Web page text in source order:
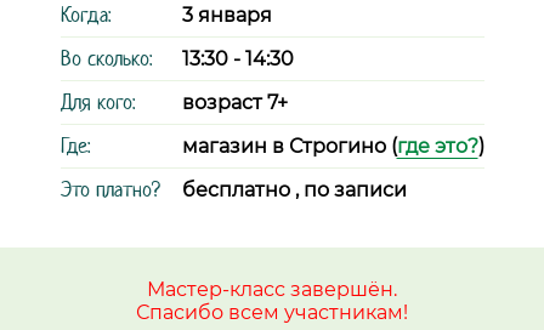
Когда: 3 января
Во сколько: 13:30 - 14:30
Для кого: возраст 7+
Где: магазин в Строгино (где это?)
Это платно? бесплатно , по записи
Мастер-класс завершён.
Спасибо всем участникам!